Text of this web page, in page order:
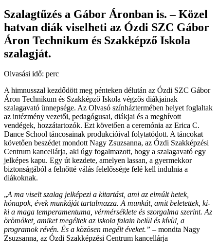
Szalagtűzés a Gábor Áronban is. – Közel
hatvan diák viselheti az Ózdi SZC Gábor
Áron Technikum és Szakképző Iskola
szalagját.
Olvasási idő: perc
A himnusszal kezdődött meg pénteken délután az Ózdi SZC Gábor
Áron Technikum és Szakképző Iskola végzős diákjainak
szalagavató ünnepsége. Az Olvasó színháztermében helyet foglaltak
az intézmény vezetői, pedagógusai, diákjai és a meghívott
vendégek, hozzátartozók. Ezt követően a ceremónia az Erica C.
Dance School táncosainak produkcióival folytatódott. A táncokat
követően beszédet mondott Nagy Zsuzsanna, az Ózdi Szakképzési
Centrum kancellárja, aki úgy fogalmazott, hogy a szalagavató egy
jelképes kapu. Egy út kezdete, amelyen lassan, a gyermekkor
biztonságából a felnőtté válás felelőssége felé kell indulnia a
diákoknak.
„A ma viselt szalag jelképezi a kitartást, ami az elmúlt hetek,
hónapok, évek munkáját tartalmazza. A munkát, amit beletettek, ki-
ki a maga temperamentuma, vérmérséklete és szorgalma szerint. Az
örömöket, amiket megéltek az iskola falain belül és kívül, a
programok révén. És a közösen megélt éveket.” – mondta Nagy
Zsuzsanna, az Ózdi Szakképzési Centrum kancellárja